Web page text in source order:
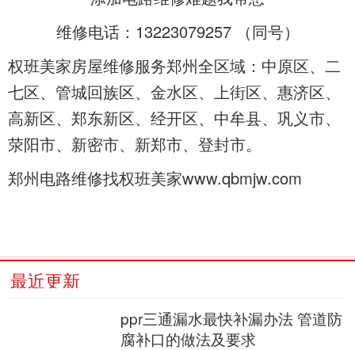
维修电话：13223079257 （同号）
权班美家房屋维修服务郑州全区域：中原区、二
七区、管城回族区、金水区、上街区、惠济区、
高新区、郑东新区、经开区、中牟县、巩义市、
荥阳市、新密市、新郑市、登封市。
郑州电路维修找权班美家www.qbmjw.com
最近更新
ppr三通漏水最快补漏办法 管道防
腐补口的做法及要求